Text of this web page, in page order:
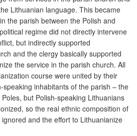
Lithuanian language. This became
the parish between the Polish and
regime did not directly intervene
but indirectly supported
and the clergy basically supported
the service in the parish church. All
course were united by their
speaking inhabitants of the parish – the
but Polish-speaking Lithuanians
so the real ethnic composition of
and the effort to Lithuanianize